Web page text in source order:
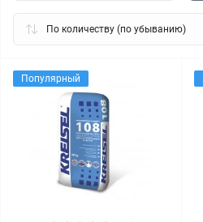
Популярный